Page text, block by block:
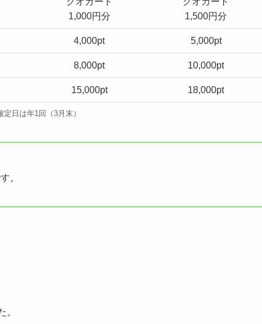
1,000円分
1,500円分
4,000pt 5,000pt
8,000pt 10,000pt
15,000pt 18,000pt
日は年1回（3月末）
。
。